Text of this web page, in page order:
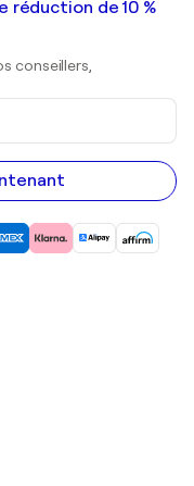
réduction de 10 %
conseillers,